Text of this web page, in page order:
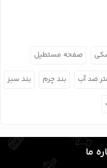
صفحه مستطیل
بند چرم بند سبز
ما